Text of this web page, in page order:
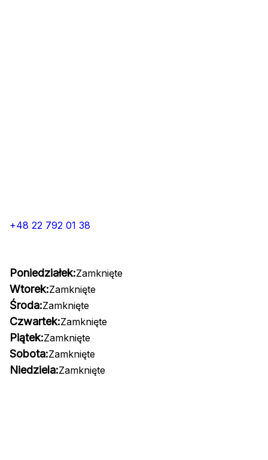
+48 22 792 01 38
Poniedziałek:Zamknięte
Wtorek:Zamknięte
Środa:Zamknięte
Czwartek:Zamknięte
Piątek:Zamknięte
Sobota:Zamknięte
Niedziela:Zamknięte